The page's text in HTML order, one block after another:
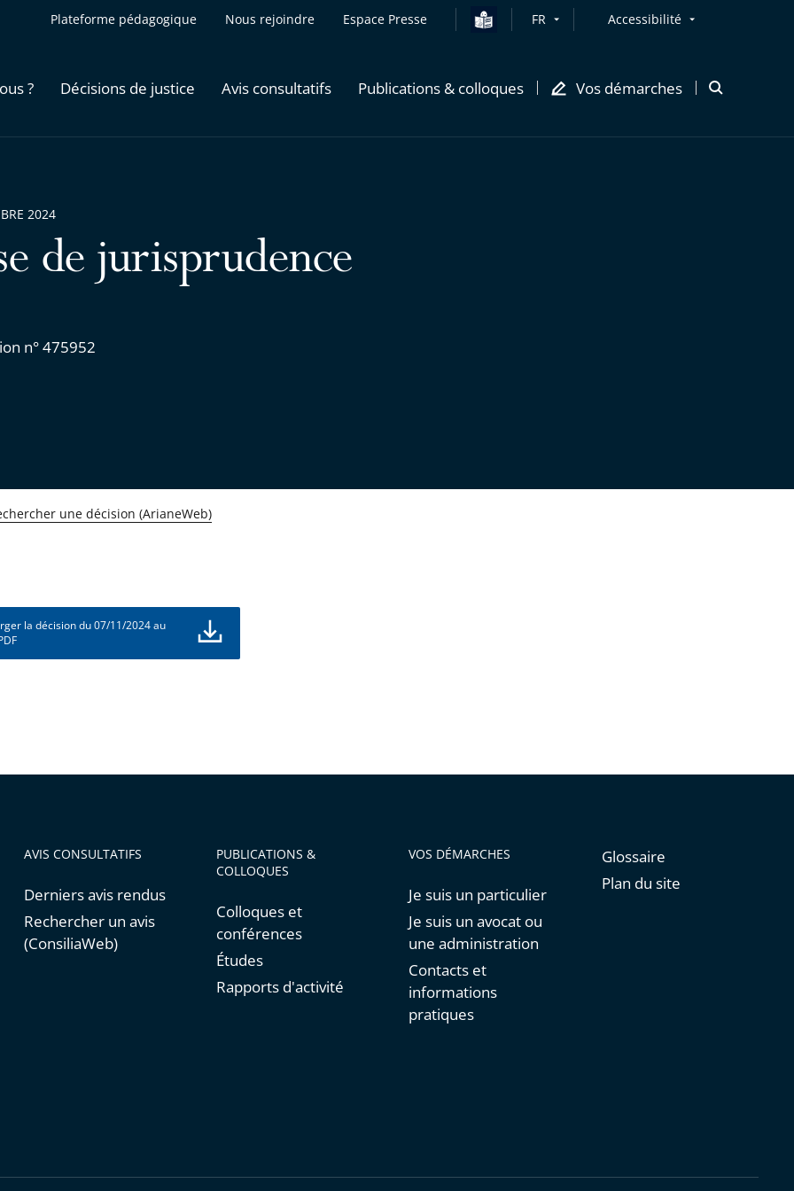
Plateforme pédagogique Nous rejoindre Espace Presse FR Accessibilité
? Décisions de justice Avis consultatifs Publications & colloques Vos démarches
Ouvrir
de jurisprudence
n° 475952
2024
une décision (ArianeWeb)
la décision du 07/11/2024 au
AVIS CONSULTATIFS
Derniers avis rendus
Rechercher un avis
(ConsiliaWeb)
PUBLICATIONS &
COLLOQUES
Colloques et
conférences
Études
Rapports d'activité
VOS DÉMARCHES
Je suis un particulier
Je suis un avocat ou
une administration
Contacts et
informations
pratiques
Glossaire
Plan du site